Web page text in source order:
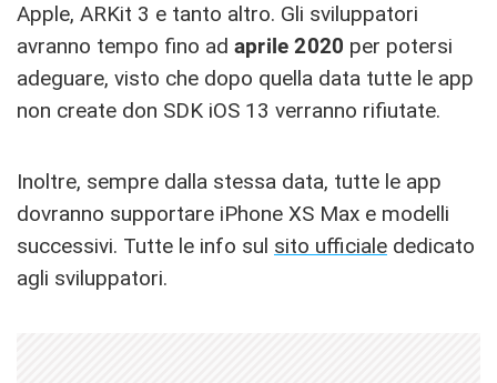
Apple, ARKit 3 e tanto altro. Gli sviluppatori
avranno tempo fino ad aprile 2020 per potersi
adeguare, visto che dopo quella data tutte le app
non create don SDK iOS 13 verranno rifiutate.
Inoltre, sempre dalla stessa data, tutte le app
dovranno supportare iPhone XS Max e modelli
successivi. Tutte le info sul sito ufficiale dedicato
agli sviluppatori.